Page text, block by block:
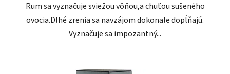
Rum sa vyznačuje sviežou vôňou,a chuťou sušeného
ovocia.Dlhé zrenia sa navzájom dokonale dopĺňajú.
Vyznačuje sa impozantný...